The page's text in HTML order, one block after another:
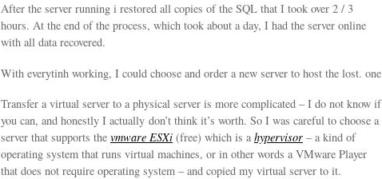
After the server running i restored all copies of the SQL that I took over 2 / 3
hours. At the end of the process, which took about a day, I had the server online
with all data recovered.
With everytinh working, I could choose and order a new server to host the lost. one
Transfer a virtual server to a physical server is more complicated – I do not know if
you can, and honestly I actually don’t think it’s worth. So I was careful to choose a
server that supports the vmware ESXi (free) which is a hypervisor – a kind of
operating system that runs virtual machines, or in other words a VMware Player
that does not require operating system – and copied my virtual server to it.